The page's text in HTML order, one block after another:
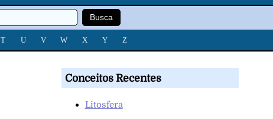
T U V W X Y Z
Conceitos Recentes
Litosfera